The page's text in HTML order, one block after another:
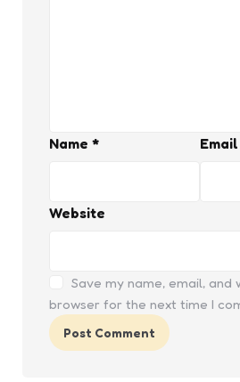
Name * Email
Website
Save my name, email, and
browser for the next time I